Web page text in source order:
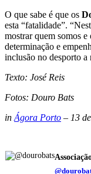
O que sabe é que os
esta “fatalidade”.
mostrar quem somos
determinação e
inclusão no desporto
Texto: José Reis
Fotos: Douro Bats
in Ágora Porto – 13